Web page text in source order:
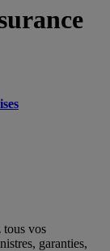
tous vos
garanties,